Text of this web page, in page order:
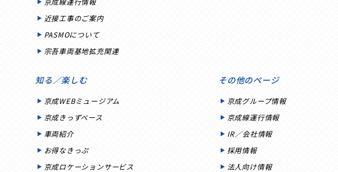
近接工事のご案内
PASMOについて
宗吾車両基地拡充関連
知る／楽しむ
京成WEBミュージアム
京成きっずベース
車両紹介
お得なきっぷ
京成ロケーションサービス
その他のページ
京成グループ情報
京成線運行情報
IR／会社情報
採用情報
法人向け情報